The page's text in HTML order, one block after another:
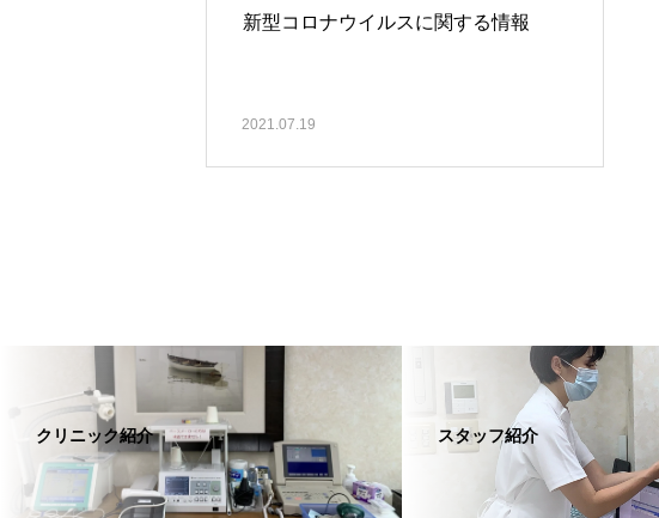
新型コロナウイルスに関する情報
2021.07.19
クリニック紹介 スタッフ紹介